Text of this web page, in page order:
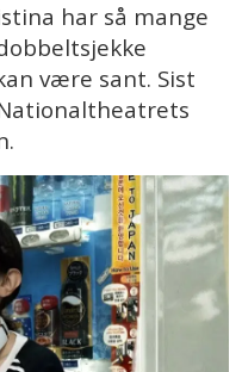
har så mange
være sant. Sist